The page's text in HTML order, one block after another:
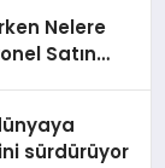
Nelere
Satın
sürdürüyor